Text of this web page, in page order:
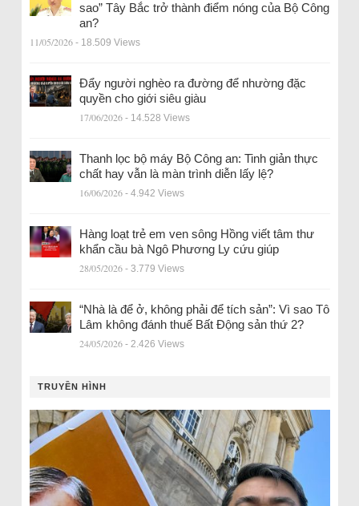
sao” Tây Bắc trở thành điểm nóng của Bộ Công
an?
11/05/2026 - 18.509 Views
Đẩy người nghèo ra đường để nhường đặc
quyền cho giới siêu giàu
17/06/2026 - 14.528 Views
Thanh lọc bộ máy Bộ Công an: Tinh giản thực
chất hay vẫn là màn trình diễn lấy lệ?
16/06/2026 - 4.942 Views
Hàng loạt trẻ em ven sông Hồng viết tâm thư
khẩn cầu bà Ngô Phương Ly cứu giúp
28/05/2026 - 3.779 Views
“Nhà là để ở, không phải để tích sản”: Vì sao Tô
Lâm không đánh thuế Bất Động sản thứ 2?
24/05/2026 - 2.426 Views
TRUYỀN HÌNH